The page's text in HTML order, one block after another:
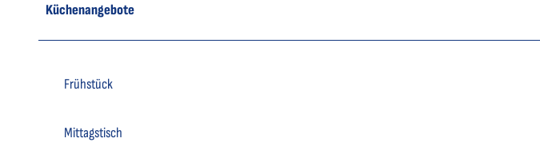
Küchenangebote
Frühstück
Mittagstisch